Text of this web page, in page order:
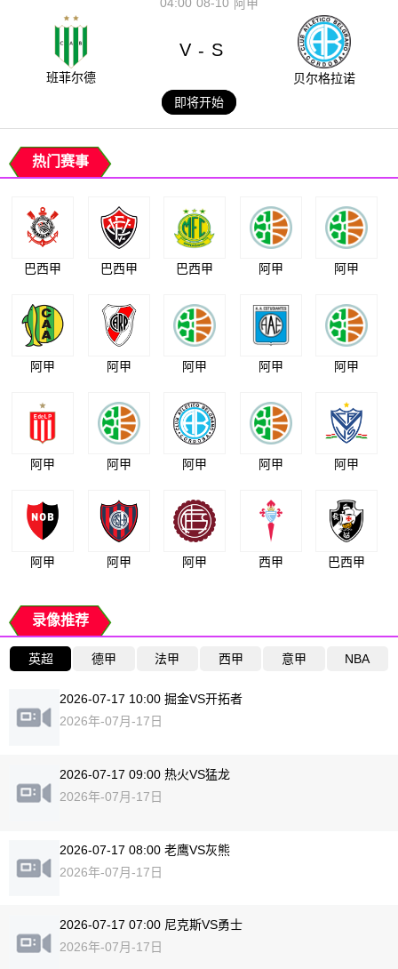
阿甲
班菲尔德
V - S
贝尔格拉诺
即将开始
热门赛事
巴西甲 巴西甲 巴西甲 阿甲 阿甲
阿甲 阿甲 阿甲 阿甲 阿甲
阿甲 阿甲 阿甲 阿甲 阿甲
阿甲 阿甲 阿甲 西甲 巴西甲
录像推荐
英超 德甲 法甲 西甲 意甲 NBA
2026-07-17 10:00 掘金VS开拓者
2026年-07月-17日
2026-07-17 09:00 热火VS猛龙
2026年-07月-17日
2026-07-17 08:00 老鹰VS灰熊
2026年-07月-17日
2026-07-17 07:00 尼克斯VS勇士
2026年-07月-17日